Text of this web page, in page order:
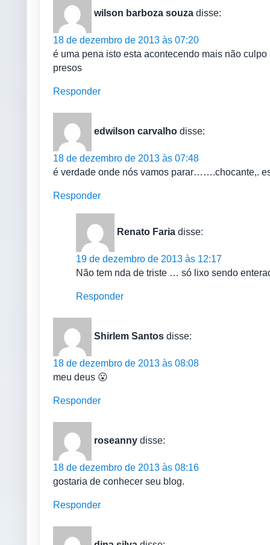
wilson barboza souza disse:
18 de dezembro de 2013 às 07:20
é uma pena isto esta acontecendo mais não
presos
Responder
edwilson carvalho disse:
18 de dezembro de 2013 às 07:48
é verdade onde nós vamos parar…….chocante,.
Responder
Renato Faria disse:
19 de dezembro de 2013 às 12:17
Não tem nda de triste … só lixo sendo
Responder
Shirlem Santos disse:
18 de dezembro de 2013 às 08:08
meu deus 😮
Responder
roseanny disse:
18 de dezembro de 2013 às 08:16
gostaria de conhecer seu blog.
Responder